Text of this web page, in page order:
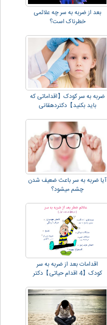
بعد از ضربه به سر چه علائمی
خطرناک است؟
ضربه به سر کودک【اقداماتی که
باید بکنید】دکتردهقانی
آیا ضربه به سر باعث ضعیف شدن
چشم میشود؟
اقدامات بعد از ضربه به سر
کودک【4 اقدام حیاتی】دکتر